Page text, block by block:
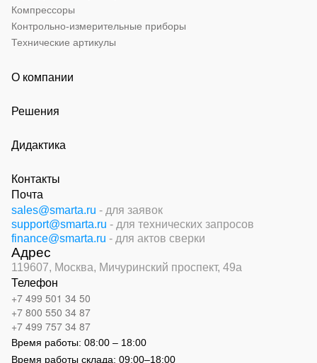
Компрессоры
Контрольно-измерительные приборы
Технические артикулы
О компании
Решения
Дидактика
Контакты
Почта
sales@smarta.ru - для заявок
support@smarta.ru - для технических запросов
finance@smarta.ru - для актов сверки
Адрес
119607, Москва, Мичуринский проспект, 49а
Телефон
+7 499 501 34 50
+7 800 550 34 87
+7 499 757 34 87
Время работы: 08:00 – 18:00
Время работы склада: 09:00–18:00